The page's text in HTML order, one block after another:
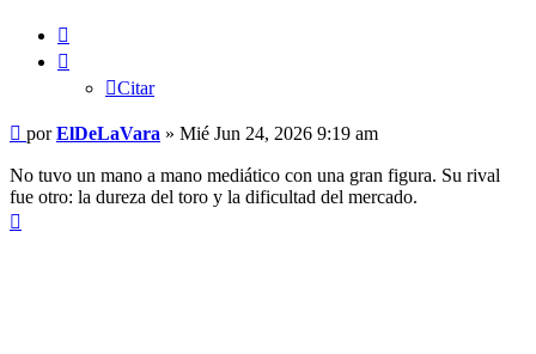
Citar
Mensaje
porElDeLaVara » Mié Jun 24, 2026 9:19 am
No tuvo un mano a mano mediático con una gran figura. Su rival
fue otro: la dureza del toro y la dificultad del mercado.